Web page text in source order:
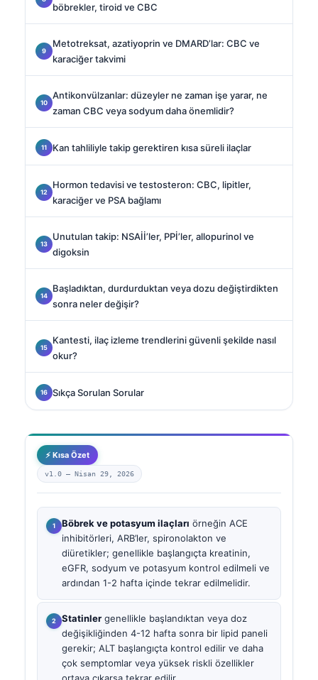
böbrekler, tiroid ve CBC
Metotreksat, azatiyoprin ve DMARD’lar: CBC ve
karaciğer takvimi
Antikonvülzanlar: düzeyler ne zaman işe yarar, ne
zaman CBC veya sodyum daha önemlidir?
Kan tahliliyle takip gerektiren kısa süreli ilaçlar
Hormon tedavisi ve testosteron: CBC, lipitler,
karaciğer ve PSA bağlamı
Unutulan takip: NSAİİ’ler, PPİ’ler, allopurinol ve
digoksin
Başladıktan, durdurduktan veya dozu değiştirdikten
sonra neler değişir?
Kantesti, ilaç izleme trendlerini güvenli şekilde nasıl
okur?
Sıkça Sorulan Sorular
⚡ Kısa Özet
v1.0 — Nisan 29, 2026
Böbrek ve potasyum ilaçları örneğin ACE
inhibitörleri, ARB’ler, spironolakton ve
diüretikler; genellikle başlangıçta kreatinin,
eGFR, sodyum ve potasyum kontrol edilmeli ve
ardından 1-2 hafta içinde tekrar edilmelidir.
Statinler genellikle başlandıktan veya doz
değişikliğinden 4-12 hafta sonra bir lipid paneli
gerekir; ALT başlangıçta kontrol edilir ve daha
çok semptomlar veya yüksek riskli özellikler